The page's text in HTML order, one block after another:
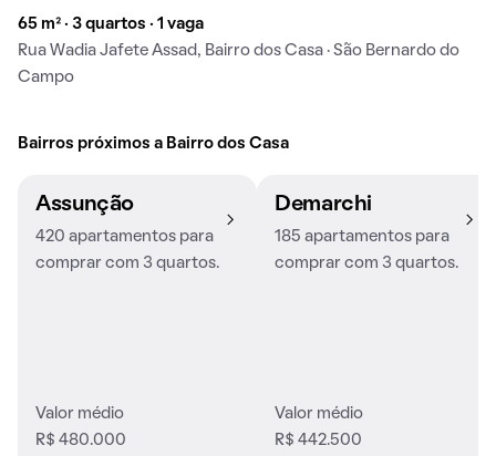
65 m² · 3 quartos · 1 vaga
Rua Wadia Jafete Assad, Bairro dos Casa · São Bernardo do
Campo
Bairros próximos a Bairro dos Casa
Assunção
420 apartamentos para
comprar com 3 quartos.
Valor médio
R$ 480.000
Demarchi
185 apartamentos para
comprar com 3 quartos.
Valor médio
R$ 442.500